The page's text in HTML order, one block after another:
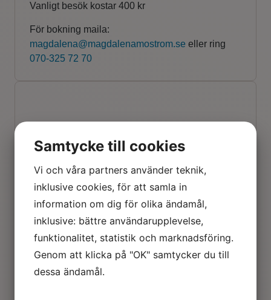
Vanligt besök kostar 400 kr
För bokning maila:
magdalena@magdalenamostrom.se eller ring
070-325 72 70
Idrotts-screening /
Samtycke till cookies
Vi och våra partners använder teknik,
inklusive cookies, för att samla in
information om dig för olika ändamål,
inklusive: bättre användarupplevelse,
funktionalitet, statistik och marknadsföring.
Genom att klicka på "OK" samtycker du till
dessa ändamål.